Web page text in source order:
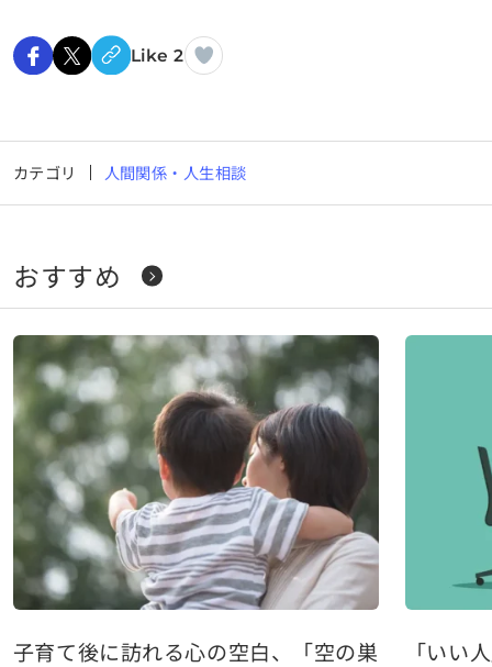
Like 2
カテゴリ 人間関係・人生相談
おすすめ
子育て後に訪れる心の空白、「空の巣症候群」
「いい